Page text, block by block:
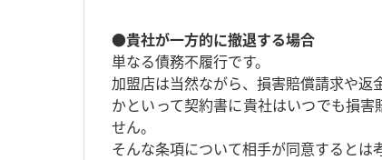
●貴社が一方的に撤退する場合
単なる債務不履行です。
加盟店は当然ながら、損害賠償請求や返
かといって契約書に貴社はいつでも損
せん。
そんな条項について相手が同意するとは